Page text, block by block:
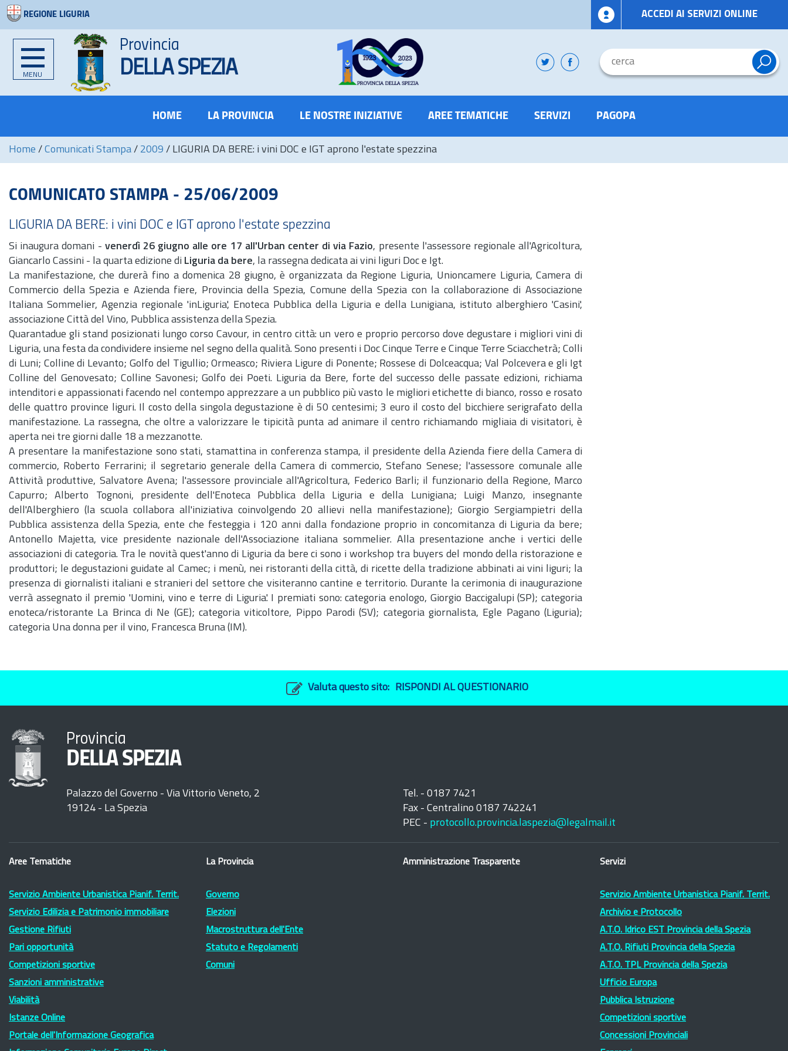
REGIONE LIGURIA ACCEDI AI SERVIZI ONLINE
MENU
Provincia
DELLA SPEZIA
HOME LA PROVINCIA LE NOSTRE INIZIATIVE AREE TEMATICHE SERVIZI PAGOPA
Home / Comunicati Stampa / 2009 / LIGURIA DA BERE: i vini DOC e IGT aprono l'estate spezzina
COMUNICATO STAMPA - 25/06/2009
LIGURIA DA BERE: i vini DOC e IGT aprono l'estate spezzina
Si inaugura domani - venerdì 26 giugno alle ore 17 all'Urban center di via Fazio, presente l'assessore regionale all'Agricoltura,
Giancarlo Cassini - la quarta edizione di Liguria da bere, la rassegna dedicata ai vini liguri Doc e Igt.
La manifestazione, che durerà fino a domenica 28 giugno, è organizzata da Regione Liguria, Unioncamere Liguria, Camera di
Commercio della Spezia e Azienda fiere, Provincia della Spezia, Comune della Spezia con la collaborazione di Associazione
Italiana Sommelier, Agenzia regionale 'inLiguria', Enoteca Pubblica della Liguria e della Lunigiana, istituto alberghiero 'Casini',
associazione Città del Vino, Pubblica assistenza della Spezia.
Quarantadue gli stand posizionati lungo corso Cavour, in centro città: un vero e proprio percorso dove degustare i migliori vini di
Liguria, una festa da condividere insieme nel segno della qualità. Sono presenti i Doc Cinque Terre e Cinque Terre Sciacchetrà; Colli
di Luni; Colline di Levanto; Golfo del Tigullio; Ormeasco; Riviera Ligure di Ponente; Rossese di Dolceacqua; Val Polcevera e gli Igt
Colline del Genovesato; Colline Savonesi; Golfo dei Poeti. Liguria da Bere, forte del successo delle passate edizioni, richiama
intenditori e appassionati facendo nel contempo apprezzare a un pubblico più vasto le migliori etichette di bianco, rosso e rosato
delle quattro province liguri. Il costo della singola degustazione è di 50 centesimi; 3 euro il costo del bicchiere serigrafato della
manifestazione. La rassegna, che oltre a valorizzare le tipicità punta ad animare il centro richiamando migliaia di visitatori, è
aperta nei tre giorni dalle 18 a mezzanotte.
A presentare la manifestazione sono stati, stamattina in conferenza stampa, il presidente della Azienda fiere della Camera di
commercio, Roberto Ferrarini; il segretario generale della Camera di commercio, Stefano Senese; l'assessore comunale alle
Attività produttive, Salvatore Avena; l'assessore provinciale all'Agricoltura, Federico Barli; il funzionario della Regione, Marco
Capurro; Alberto Tognoni, presidente dell'Enoteca Pubblica della Liguria e della Lunigiana; Luigi Manzo, insegnante
dell'Alberghiero (la scuola collabora all'iniziativa coinvolgendo 20 allievi nella manifestazione); Giorgio Sergiampietri della
Pubblica assistenza della Spezia, ente che festeggia i 120 anni dalla fondazione proprio in concomitanza di Liguria da bere;
Antonello Majetta, vice presidente nazionale dell'Associazione italiana sommelier. Alla presentazione anche i vertici delle
associazioni di categoria. Tra le novità quest'anno di Liguria da bere ci sono i workshop tra buyers del mondo della ristorazione e
produttori; le degustazioni guidate al Camec; i menù, nei ristoranti della città, di ricette della tradizione abbinati ai vini liguri; la
presenza di giornalisti italiani e stranieri del settore che visiteranno cantine e territorio. Durante la cerimonia di inaugurazione
verrà assegnato il premio 'Uomini, vino e terre di Liguria'. I premiati sono: categoria enologo, Giorgio Baccigalupi (SP); categoria
enoteca/ristorante La Brinca di Ne (GE); categoria viticoltore, Pippo Parodi (SV); categoria giornalista, Egle Pagano (Liguria);
categoria Una donna per il vino, Francesca Bruna (IM).
Valuta questo sito: RISPONDI AL QUESTIONARIO
Provincia
DELLA SPEZIA
Palazzo del Governo - Via Vittorio Veneto, 2
19124 - La Spezia
Tel. - 0187 7421
Fax - Centralino 0187 742241
PEC - protocollo.provincia.laspezia@legalmail.it
Aree Tematiche
Servizio Ambiente Urbanistica Pianif. Territ.
Servizio Edilizia e Patrimonio immobiliare
Gestione Rifiuti
Pari opportunità
Competizioni sportive
Sanzioni amministrative
Viabilità
Istanze Online
Portale dell'Informazione Geografica
La Provincia
Governo
Elezioni
Macrostruttura dell'Ente
Statuto e Regolamenti
Comuni
Amministrazione Trasparente Servizi
Servizio Ambiente Urbanistica Pianif. Territ.
Archivio e Protocollo
A.T.O. Idrico EST Provincia della Spezia
A.T.O. Rifiuti Provincia della Spezia
A.T.O. TPL Provincia della Spezia
Ufficio Europa
Pubblica Istruzione
Competizioni sportive
Concessioni Provinciali